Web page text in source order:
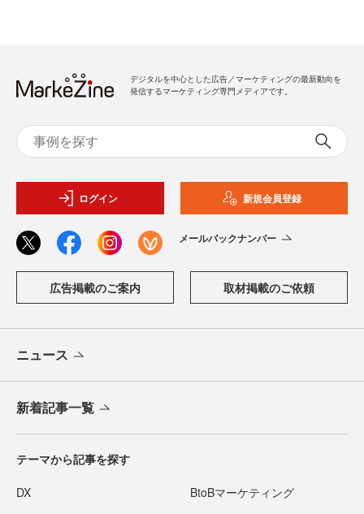
デジタルを中心とした広告／マーケティングの最新動向を
発信するマーケティング専門メディアです。
ログイン 新規会員登録
メールバックナンバー
広告掲載のご案内 取材掲載のご依頼
ニュース
新着記事一覧
テーマから記事を探す
DX BtoBマーケティング